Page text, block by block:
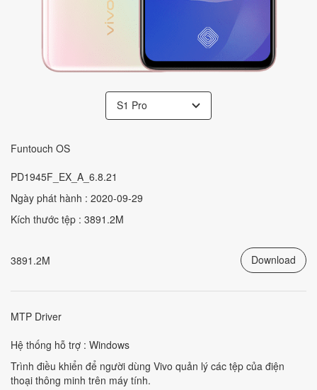
S1 Pro
Funtouch OS
PD1945F_EX_A_6.8.21
Ngày phát hành : 2020-09-29
Kích thước tệp : 3891.2M
3891.2M Download
MTP Driver
Hệ thống hỗ trợ : Windows
Trình điều khiển để người dùng Vivo quản lý các tệp của điện
thoại thông minh trên máy tính.